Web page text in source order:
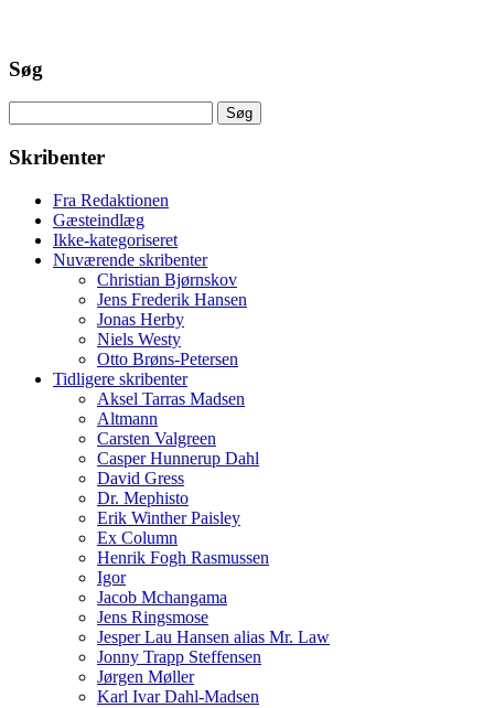
Søg
efter:
Skribenter
Fra Redaktionen
Gæsteindlæg
Ikke-kategoriseret
Nuværende skribenter
Christian Bjørnskov
Jens Frederik Hansen
Jonas Herby
Niels Westy
Otto Brøns-Petersen
Tidligere skribenter
Aksel Tarras Madsen
Altmann
Carsten Valgreen
Casper Hunnerup Dahl
David Gress
Dr. Mephisto
Erik Winther Paisley
Ex Column
Henrik Fogh Rasmussen
Igor
Jacob Mchangama
Jens Ringsmose
Jesper Lau Hansen alias Mr. Law
Jonny Trapp Steffensen
Jørgen Møller
Karl Ivar Dahl-Madsen